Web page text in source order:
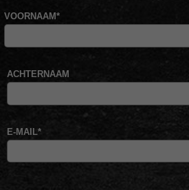
VOORNAAM*
ACHTERNAAM
E-MAIL*